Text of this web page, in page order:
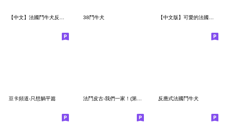
38鬥牛犬
豆卡頻道-只想躺平篇 反應式法國鬥牛犬